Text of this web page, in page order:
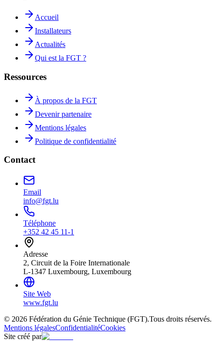
Accueil
Installateurs
Actualités
Qui est la FGT ?
Ressources
À propos de la FGT
Devenir partenaire
Mentions légales
Politique de confidentialité
Contact
Email
info@fgt.lu
Téléphone
+352 42 45 11-1
Adresse
2, Circuit de la Foire Internationale
L-1347 Luxembourg, Luxembourg
Site Web
www.fgt.lu
© 2026 Fédération du Génie Technique (FGT).Tous droits réservés.
Mentions légalesConfidentialitéCookies
Site créé par